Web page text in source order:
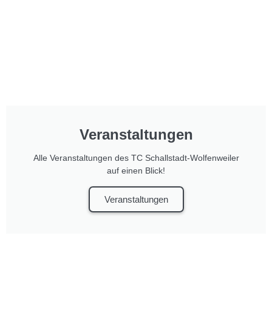
Veranstaltungen
Alle Veranstaltungen des TC Schallstadt-Wolfenweiler
auf einen Blick!
Veranstaltungen